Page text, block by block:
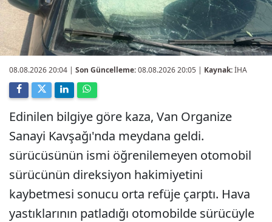
08.08.2026 20:04 | Son Güncelleme:08.08.2026 20:05 | Kaynak:İHA
Edinilen bilgiye göre kaza, Van Organize
Sanayi Kavşağı'nda meydana geldi.
sürücüsünün ismi öğrenilemeyen otomobil
sürücünün direksiyon hakimiyetini
kaybetmesi sonucu orta refüje çarptı. Hava
yastıklarının patladığı otomobilde sürücüyle